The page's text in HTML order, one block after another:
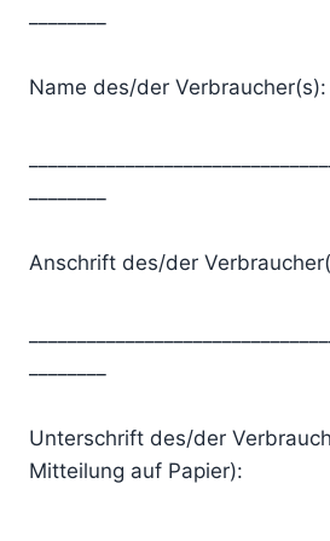
Name des/der Verbraucher(s):
Anschrift des/der
Unterschrift des/der
Mitteilung auf Papier):